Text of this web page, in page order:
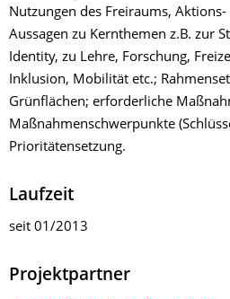
Nutzungen des Freiraums,
Aussagen zu Kernthemen z.B. zur
Identity, zu Lehre, Forschung,
Inklusion, Mobilität etc.;
Grünflächen; erforderliche
Maßnahmenschwerpunkte
Prioritätensetzung.
Laufzeit
seit 01/2013
Projektpartner